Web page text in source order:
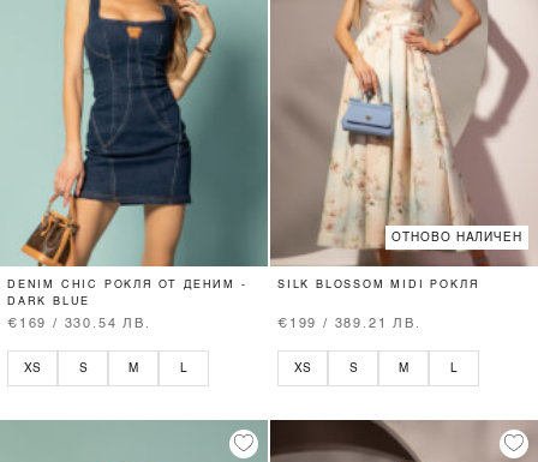
DENIM CHIC РОКЛЯ ОТ ДЕНИМ -
DARK BLUE
€169 / 330.54 ЛВ.
XS S M
ОТНОВО НАЛИЧЕН
SILK BLOSSOM MIDI РОКЛЯ
€199 / 389.21 ЛВ.
XS S M